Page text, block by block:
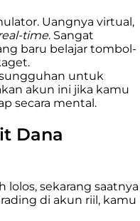
Uangnya virtual,
time. Sangat
baru belajar tombol-
untuk
akun ini jika kamu
secara mental.
Dana
lolos, sekarang saatnya
di akun riil, kamu